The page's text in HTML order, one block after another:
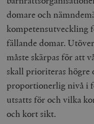
domare och
kompetensutveckling
fällande domar.
måste skärpas för att
skall prioriteras högre
proportionerlig nivå i
utsatts för och vilka
och kort sikt.